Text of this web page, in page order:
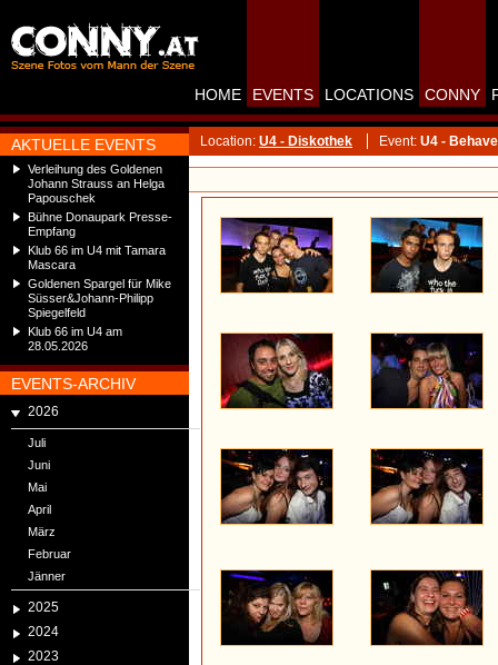
AKTUELLE EVENTS
Verleihung des Goldenen
Johann Strauss an Helga
Papouschek
Bühne Donaupark Presse-
Empfang
Klub 66 im U4 mit Tamara
Mascara
Goldenen Spargel für Mike
Süsser&Johann-Philipp
Spiegelfeld
Klub 66 im U4 am
28.05.2026
EVENTS-ARCHIV
2026
Juli
Juni
Mai
April
März
Februar
Jänner
2025
2024
2023
HOME EVENTS LOCATIONS CONNY
Location: U4 - Diskothek Event: U4 - Behave